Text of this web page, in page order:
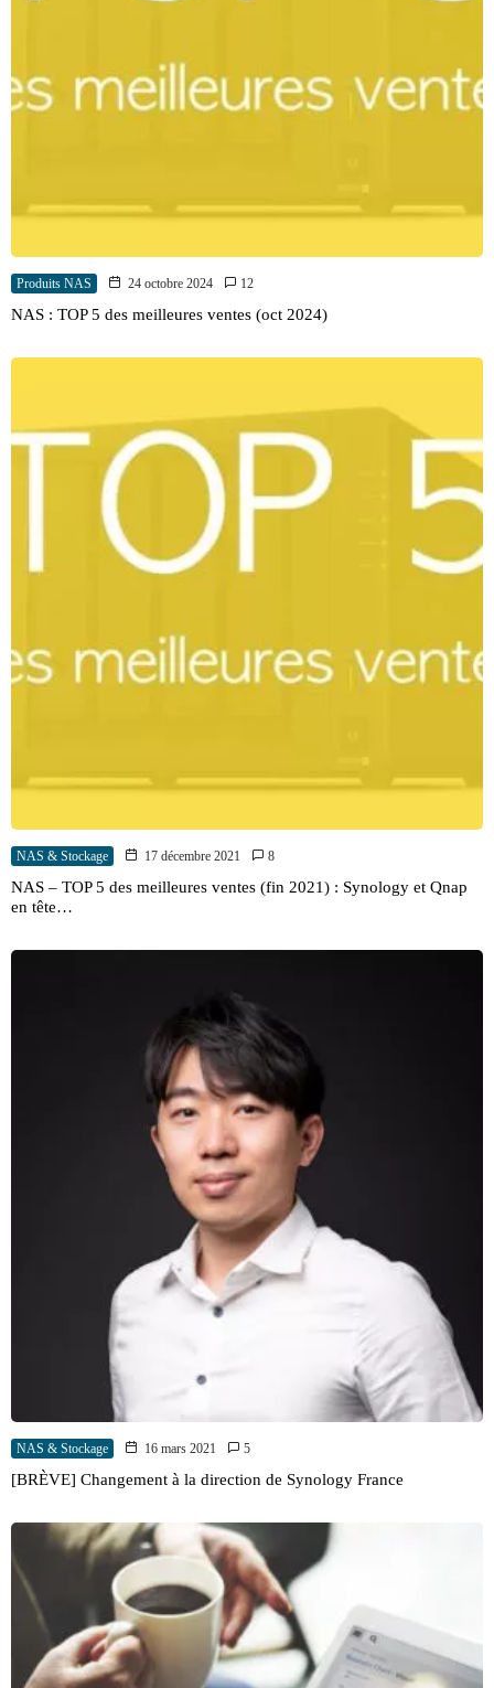
Produits NAS 24 octobre 2024 12
NAS : TOP 5 des meilleures ventes (oct 2024)
NAS & Stockage 17 décembre 2021 8
NAS – TOP 5 des meilleures ventes (fin 2021) : Synology et Qnap
en tête…
NAS & Stockage 16 mars 2021 5
[BRÈVE] Changement à la direction de Synology France